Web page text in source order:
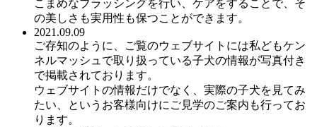
こまめなブラッシングを行い、ケアをすることで、そ
の美しさも実用性も保つことができます。
2021.09.09
ご存知のように、ご覧のウェブサイトには私どもケン
ネルマッシュで取り扱っている子犬の情報が写真付き
で掲載されております。
ウェブサイトの情報だけでなく、実際の子犬を見てみ
たい、というお客様向けにご見学のご案内も行ってお
ります。